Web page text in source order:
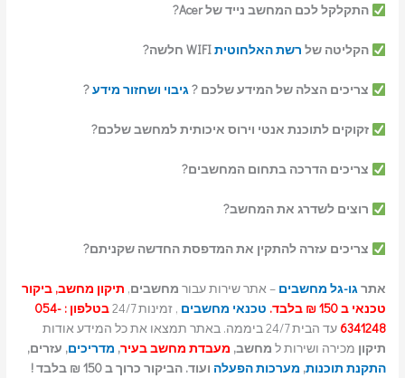
התקלקל לכם המחשב נייד של Acer?
הקליטה של רשת האלחוטיתWIFI חלשה?
צריכים הצלה של המידע שלכם ?גיבוי ושחזור מידע?
זקוקים לתוכנת אנטי וירוס איכותית למחשב שלכם?
צריכים הדרכה בתחום המחשבים?
רוצים לשדרג את המחשב?
צריכים עזרה להתקין את המדפסת החדשה שקניתם?
אתרגו-גל מחשבים – אתר שירות עבור מחשבים, תיקון מחשב, ביקור
טכנאי ב 150 ₪ בלבד.
טכנאי מחשבים , זמינות 24/7
בטלפון : 054-
6341248 עד הבית 24/7 ביממה. באתר תמצאו את כל המידע אודות
תיקון מכירה ושירות ל מחשב, מעבדת מחשב בעיר, מדריכים, עזרים,
התקנת תוכנות, מערכות הפעלה
ועוד. הביקור כרוך ב 150 ₪ בלבד !